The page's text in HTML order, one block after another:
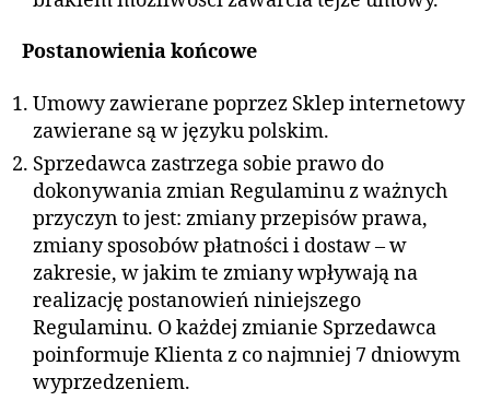
Postanowienia końcowe
Umowy zawierane poprzez Sklep internetowy
zawierane są w języku polskim.
Sprzedawca zastrzega sobie prawo do
dokonywania zmian Regulaminu z ważnych
przyczyn to jest: zmiany przepisów prawa,
zmiany sposobów płatności i dostaw – w
zakresie, w jakim te zmiany wpływają na
realizację postanowień niniejszego
Regulaminu. O każdej zmianie Sprzedawca
poinformuje Klienta z co najmniej 7 dniowym
wyprzedzeniem.